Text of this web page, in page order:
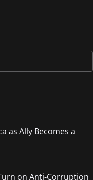
as Ally Becomes a
on Anti-Corruption